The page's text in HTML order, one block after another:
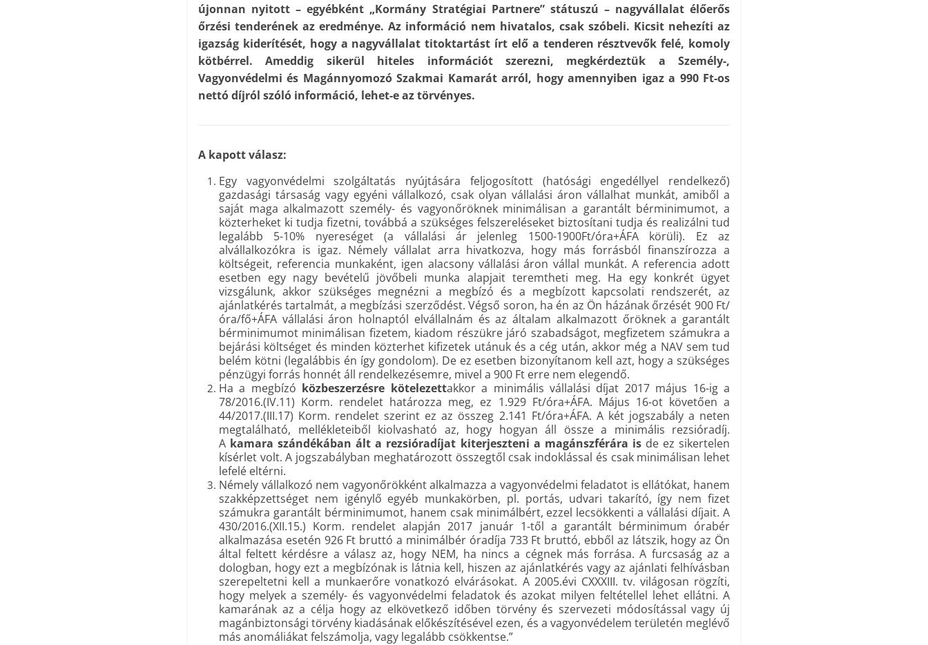
újonnan nyitott – egyébként „Kormány Stratégiai Partnere” státuszú – nagyvállalat élőerős
őrzési tenderének az eredménye. Az információ nem hivatalos, csak szóbeli. Kicsit nehezíti az
igazság kiderítését, hogy a nagyvállalat titoktartást írt elő a tenderen résztvevők felé, komoly
kötbérrel. Ameddig sikerül hiteles információt szerezni, megkérdeztük a Személy-,
Vagyonvédelmi és Magánnyomozó Szakmai Kamarát arról, hogy amennyiben igaz a 990 Ft-os
nettó díjról szóló információ, lehet-e az törvényes.
A kapott válasz:
Egy vagyonvédelmi szolgáltatás nyújtására feljogosított (hatósági engedéllyel rendelkező)
gazdasági társaság vagy egyéni vállalkozó, csak olyan vállalási áron vállalhat munkát, amiből a
saját maga alkalmazott személy- és vagyonőröknek minimálisan a garantált bérminimumot, a
közterheket ki tudja fizetni, továbbá a szükséges felszereléseket biztosítani tudja és realizálni tud
legalább 5-10% nyereséget (a vállalási ár jelenleg 1500-1900Ft/óra+ÁFA körüli). Ez az
alvállalkozókra is igaz. Némely vállalat arra hivatkozva, hogy más forrásból finanszírozza a
költségeit, referencia munkaként, igen alacsony vállalási áron vállal munkát. A referencia adott
esetben egy nagy bevételű jövőbeli munka alapjait teremtheti meg. Ha egy konkrét ügyet
vizsgálunk, akkor szükséges megnézni a megbízó és a megbízott kapcsolati rendszerét, az
ajánlatkérés tartalmát, a megbízási szerződést. Végső soron, ha én az Ön házának őrzését 900 Ft/
óra/fő+ÁFA vállalási áron holnaptól elvállalnám és az általam alkalmazott őröknek a garantált
bérminimumot minimálisan fizetem, kiadom részükre járó szabadságot, megfizetem számukra a
bejárási költséget és minden közterhet kifizetek utánuk és a cég után, akkor még a NAV sem tud
belém kötni (legalábbis én így gondolom). De ez esetben bizonyítanom kell azt, hogy a szükséges
pénzügyi forrás honnét áll rendelkezésemre, mivel a 900 Ft erre nem elegendő.
Ha a megbízó közbeszerzésre kötelezettakkor a minimális vállalási díjat 2017 május 16-ig a
78/2016.(IV.11) Korm. rendelet határozza meg, ez 1.929 Ft/óra+ÁFA. Május 16-ot követően a
44/2017.(III.17) Korm. rendelet szerint ez az összeg 2.141 Ft/óra+ÁFA. A két jogszabály a neten
megtalálható, mellékleteiből kiolvasható az, hogy hogyan áll össze a minimális rezsióradíj.
A kamara szándékában ált a rezsióradíjat kiterjeszteni a magánszférára isde ez sikertelen
kísérlet volt. A jogszabályban meghatározott összegtől csak indoklással és csak minimálisan lehet
lefelé eltérni.
Némely vállalkozó nem vagyonőrökként alkalmazza a vagyonvédelmi feladatot is ellátókat, hanem
szakképzettséget nem igénylő egyéb munkakörben, pl. portás, udvari takarító, így nem fizet
számukra garantált bérminimumot, hanem csak minimálbért, ezzel lecsökkenti a vállalási díjait. A
430/2016.(XII.15.) Korm. rendelet alapján 2017 január 1-től a garantált bérminimum órabér
alkalmazása esetén 926 Ft bruttó a minimálbér óradíja 733 Ft bruttó, ebből az látszik, hogy az Ön
által feltett kérdésre a válasz az, hogy NEM, ha nincs a cégnek más forrása. A furcsaság az a
dologban, hogy ezt a megbízónak is látnia kell, hiszen az ajánlatkérés vagy az ajánlati felhívásban
szerepeltetni kell a munkaerőre vonatkozó elvárásokat. A 2005.évi CXXXIII. tv. világosan rögzíti,
hogy melyek a személy- és vagyonvédelmi feladatok és azokat milyen feltétellel lehet ellátni. A
kamarának az a célja hogy az elkövetkező időben törvény és szervezeti módosítással vagy új
magánbiztonsági törvény kiadásának előkészítésével ezen, és a vagyonvédelem területén meglévő
más anomáliákat felszámolja, vagy legalább csökkentse.”